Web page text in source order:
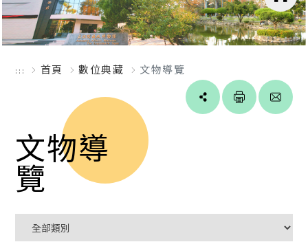
::: 首頁 數位典藏 文物導覽
Line
文物導
覽